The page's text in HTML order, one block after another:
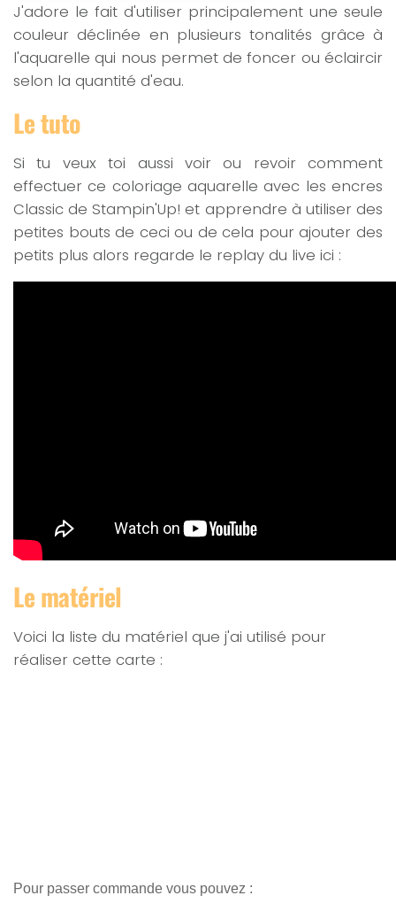
J'adore le fait d'utiliser principalement une seule
couleur déclinée en plusieurs tonalités grâce à
l'aquarelle qui nous permet de foncer ou éclaircir
selon la quantité d'eau.
Le tuto
Si tu veux toi aussi voir ou revoir comment
effectuer ce coloriage aquarelle avec les encres
Classic de Stampin'Up! et apprendre à utiliser des
petites bouts de ceci ou de cela pour ajouter des
petits plus alors regarde le replay du live ici :
Le matériel
Voici la liste du matériel que j'ai utilisé pour
réaliser cette carte :
Pour passer commande vous pouvez :